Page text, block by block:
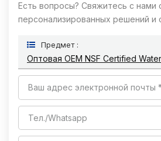
Есть вопросы? Свяжитесь с нами
персонализированных решений и
Предмет :